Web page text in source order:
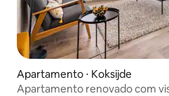
Apartamento ⋅ Koksijde
Apartamento renovado com